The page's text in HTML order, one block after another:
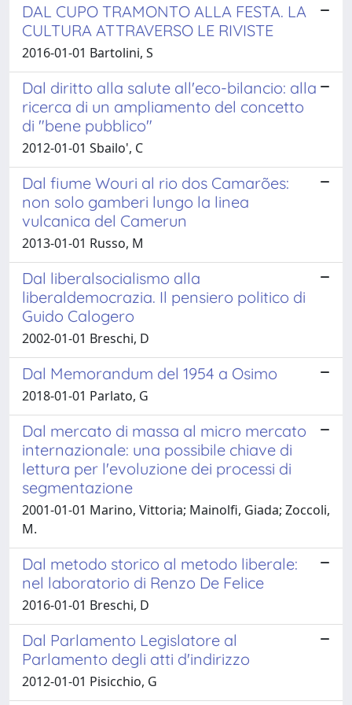
DAL CUPO TRAMONTO ALLA FESTA. LA
CULTURA ATTRAVERSO LE RIVISTE
2016-01-01 Bartolini, S
Dal diritto alla salute all'eco-bilancio: alla
ricerca di un ampliamento del concetto
di "bene pubblico"
2012-01-01 Sbailo', C
Dal fiume Wouri al rio dos Camarões:
non solo gamberi lungo la linea
vulcanica del Camerun
2013-01-01 Russo, M
Dal liberalsocialismo alla
liberaldemocrazia. Il pensiero politico di
Guido Calogero
2002-01-01 Breschi, D
Dal Memorandum del 1954 a Osimo
2018-01-01 Parlato, G
Dal mercato di massa al micro mercato
internazionale: una possibile chiave di
lettura per l'evoluzione dei processi di
segmentazione
2001-01-01 Marino, Vittoria; Mainolfi, Giada; Zoccoli,
M.
Dal metodo storico al metodo liberale:
nel laboratorio di Renzo De Felice
2016-01-01 Breschi, D
Dal Parlamento Legislatore al
Parlamento degli atti d'indirizzo
2012-01-01 Pisicchio, G